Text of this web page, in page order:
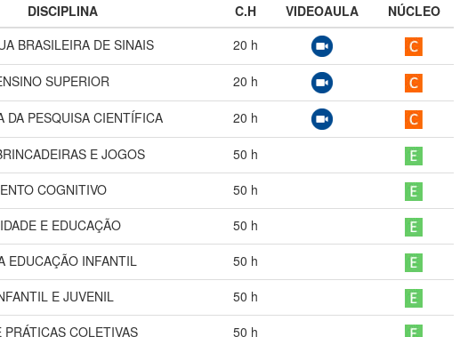
DISCIPLINA C.H VIDEOAULA
NÚCLEO
BRASILEIRA DE SINAIS 20 h
SUPERIOR 20 h
DA PESQUISA CIENTÍFICA 20 h
E JOGOS 50 h
COGNITIVO 50 h
E EDUCAÇÃO 50 h
EDUCAÇÃO INFANTIL 50 h
E JUVENIL 50 h
PRÁTICAS COLETIVAS 50 h